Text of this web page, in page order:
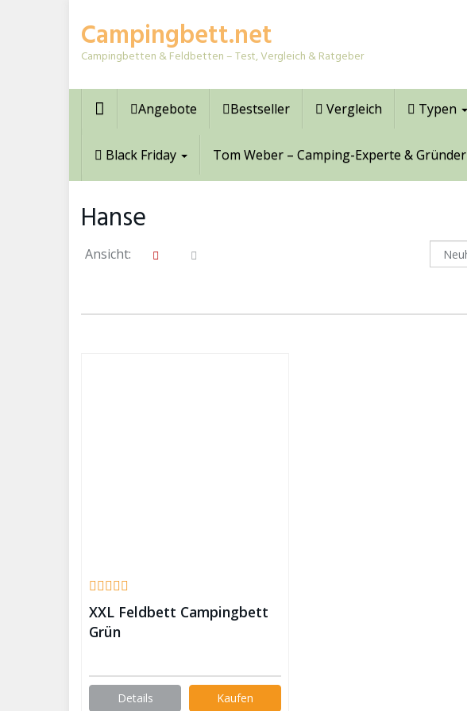
Campingbett.net
Campingbetten & Feldbetten – Test, Vergleich & Ratgeber
Angebote Bestseller Vergleich Typen
Black Friday Tom Weber – Camping-Experte & Gründer
Hanse
Ansicht:
XXL Feldbett Campingbett
Grün
Details Kaufen